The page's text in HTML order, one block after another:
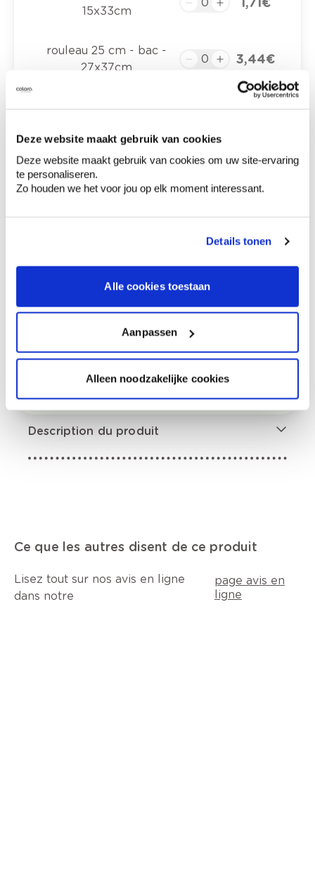
Deze website maakt gebruik van cookies
Deze website maakt gebruik van cookies om uw site-ervaring
te personaliseren.
Zo houden we het voor jou op elk moment interessant.
Details tonen
Alle cookies toestaan
Aanpassen
Alleen noodzakelijke cookies
15x33cm
rouleau 25 cm - bac -
27x37cm
3,44 €
15x33cm
5x bac intercalaire
rouleau 25 cm -
6,55 €
Prix total
Ajouter au panier
Options de livraison
Livraison à domicile
jours ouvrables.
Description du produit
Ce que les autres disent de ce produit
Lisez tout sur nos avis en ligne
dans notre
page avis en
ligne